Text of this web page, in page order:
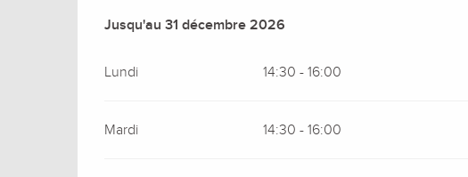
Du3 janvier 2026au31 décembre 2026
Jusqu'au 31 décembre 2026
Lundi 14:30 - 16:00
Mardi 14:30 - 16:00